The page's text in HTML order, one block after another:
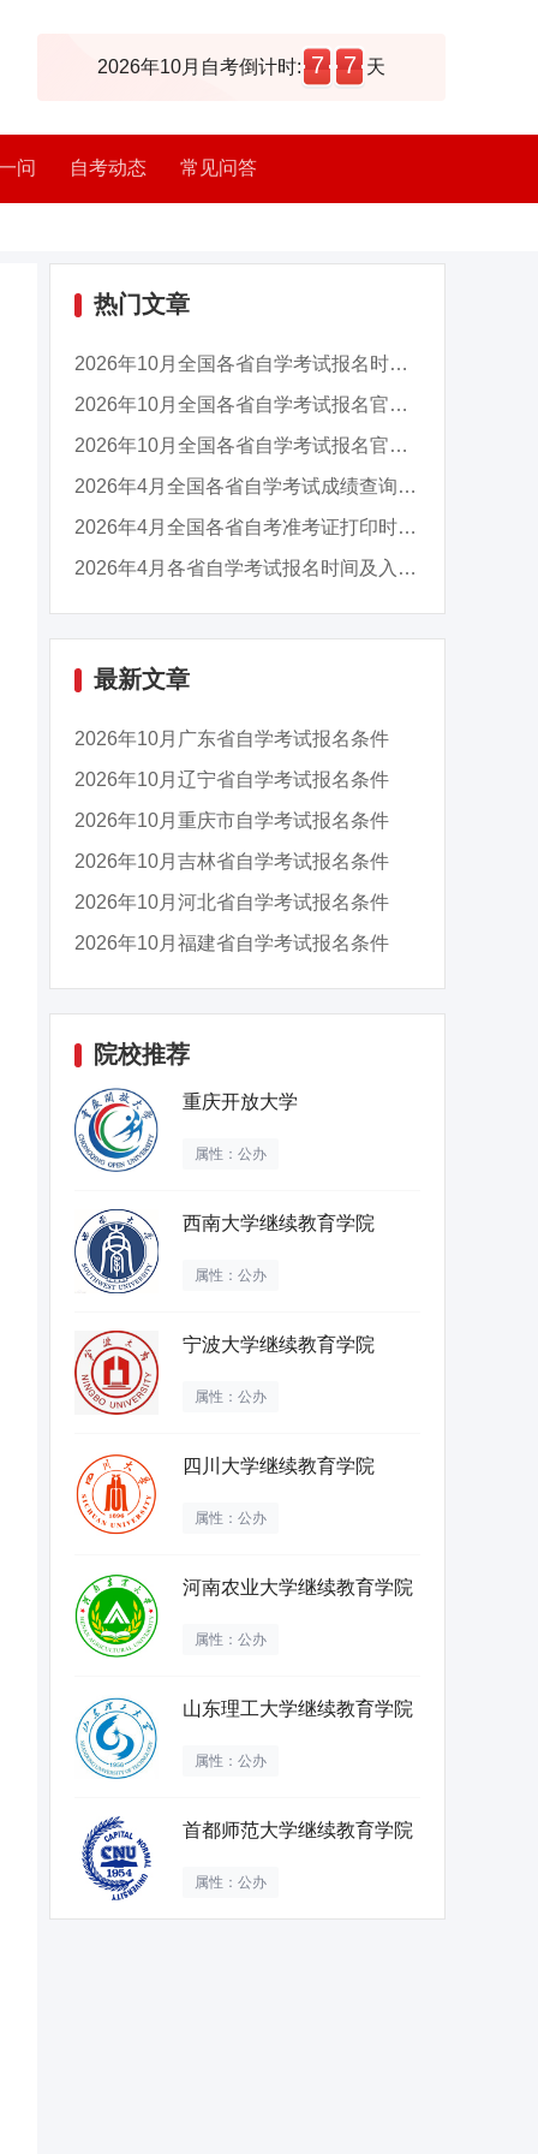
2026年10月自考倒计时: 7 7 天
问 自考动态 常见问答
热门文章
2026年10月全国各省自学考试报名时间及入口汇总
2026年10月全国各省自学考试报名官网入口汇总
2026年10月全国各省自学考试报名官网入口汇总
2026年4月全国各省自学考试成绩查询时间及入口...
2026年4月全国各省自考准考证打印时间及入口汇...
2026年4月各省自学考试报名时间及入口汇总
最新文章
2026年10月广东省自学考试报名条件
2026年10月辽宁省自学考试报名条件
2026年10月重庆市自学考试报名条件
2026年10月吉林省自学考试报名条件
2026年10月河北省自学考试报名条件
2026年10月福建省自学考试报名条件
院校推荐
重庆开放大学
属性：公办
西南大学继续教育学院
属性：公办
宁波大学继续教育学院
属性：公办
四川大学继续教育学院
属性：公办
河南农业大学继续教育学院
属性：公办
山东理工大学继续教育学院
属性：公办
首都师范大学继续教育学院
属性：公办